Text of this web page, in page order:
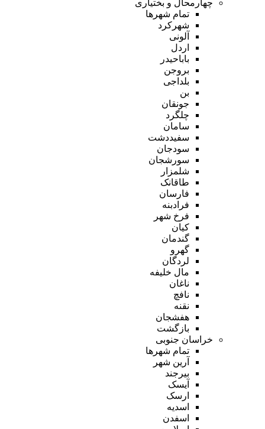
چهارمحال و بختیاری
تمام شهر‌ها
شهرکرد
آلونی
اردل
باباحیدر
بروجن
بلداجی
بن
جونقان
چلگرد
سامان
سفیددشت
سودجان
سورشجان
شلمزار
طاقانک
فارسان
فرادبنه
فرخ شهر
کیان
گندمان
گهرو
لردگان
مال خلیفه
ناغان
نافچ
نقنه
هفشجان
بازگشت
خراسان جنوبی
تمام شهر‌ها
آرین شهر
بیرجند
آیسک
ارسک
اسدیه
اسفدن